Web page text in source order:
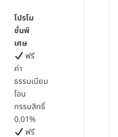
โปรโม
ชั่นพิ
เศษ
ฟรี
ค่า
ธรรมเนียม
โอน
กรรมสิทธิ์
0.01%
ฟรี